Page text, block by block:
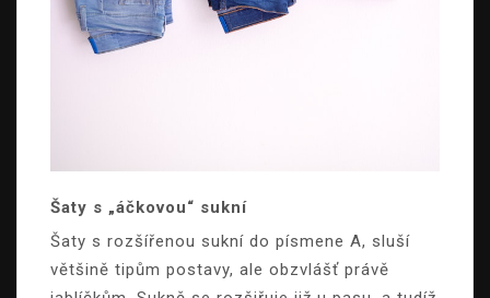
Šaty s „áčkovou“ sukní
Šaty s rozšířenou sukní do písmene A, sluší
většině tipům postavy, ale obzvlášť právě